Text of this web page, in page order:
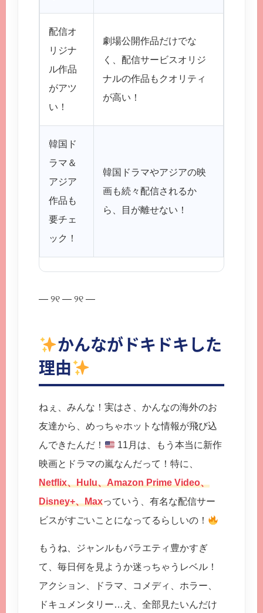
配信オ
リジナ
ル作品
がアツ
い！
劇場公開作品だけでな
く、配信サービスオリジ
ナルの作品もクオリティ
が高い！
韓国ド
ラマ＆
アジア
作品も
要チェ
ック！
韓国ドラマやアジアの映
画も続々配信されるか
ら、目が離せない！
— ୨୧ — ୨୧ —
かんながドキドキした
理由
ねぇ、みんな！実はさ、かんなの海外のお
友達から、めっちゃホットな情報が飛び込
んできたんだ！
11月は、もう本当に新作
映画とドラマの嵐なんだって！特に、
Netflix、Hulu、Amazon Prime Video、
Disney+、Maxっていう、有名な配信サー
ビスがすごいことになってるらしいの！
もうね、ジャンルもバラエティ豊かすぎ
て、毎日何を見ようか迷っちゃうレベル！
アクション、ドラマ、コメディ、ホラー、
ドキュメンタリー…え、全部見たいんだけ